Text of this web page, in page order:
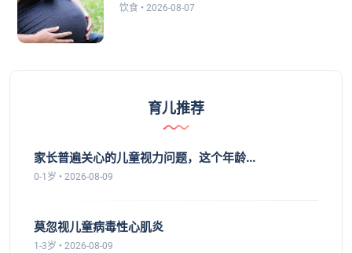
饮食 • 2026-08-07
育儿推荐
家长普遍关心的儿童视力问题，这个年龄...
0-1岁 • 2026-08-09
莫忽视儿童病毒性心肌炎
1-3岁 • 2026-08-09